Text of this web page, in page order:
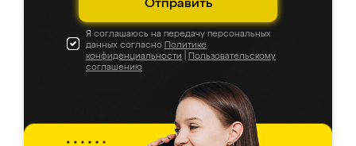
Отправить
Я соглашаюсь на передачу персональных
данных согласно Политике
конфиденциальности
Пользовательскому
соглашению